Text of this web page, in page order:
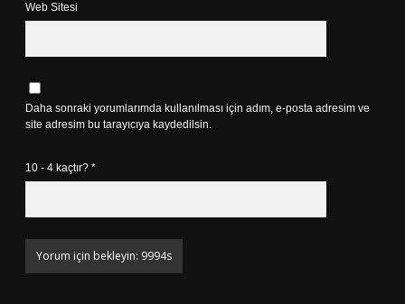
Web Sitesi
Daha sonraki yorumlarımda kullanılması için adım, e-posta adresim ve
site adresim bu tarayıcıya kaydedilsin.
10 - 4 kaçtır? *